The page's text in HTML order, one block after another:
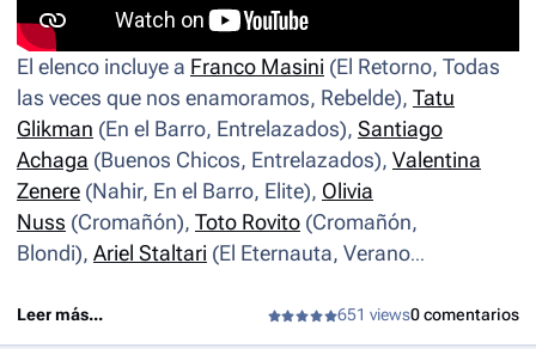
El elenco incluye a Franco Masini (El Retorno, Todas
las veces que nos enamoramos, Rebelde), Tatu
Glikman (En el Barro, Entrelazados), Santiago
Achaga (Buenos Chicos, Entrelazados), Valentina
Zenere (Nahir, En el Barro, Elite), Olivia
Nuss (Cromañón), Toto Rovito (Cromañón,
Blondi), Ariel Staltari (El Eternauta, Verano
Vera y el placer de los otros),Antonio Birabent(Días
Leer más... 651 views0 comentarios